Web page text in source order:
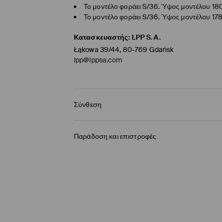
Το μοντέλο φοράει S/36. Ύψος μοντέλου
Το μοντέλο φοράει S/36. Ύψος μοντέλου
Κατασκευαστής: LPP S.A.
Łąkowa 39/44, 80-769 Gdańsk
lpp@lppsa.com
Σύνθεση
Παράδοση και επιστροφές